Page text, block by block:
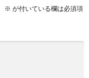
※ が付いている欄は必須項